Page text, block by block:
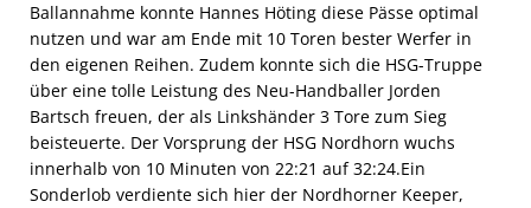
Ballannahme konnte Hannes Höting diese Pässe optimal
nutzen und war am Ende mit 10 Toren bester Werfer in
den eigenen Reihen. Zudem konnte sich die HSG-Truppe
über eine tolle Leistung des Neu-Handballer Jorden
Bartsch freuen, der als Linkshänder 3 Tore zum Sieg
beisteuerte. Der Vorsprung der HSG Nordhorn wuchs
innerhalb von 10 Minuten von 22:21 auf 32:24.Ein
Sonderlob verdiente sich hier der Nordhorner Keeper,